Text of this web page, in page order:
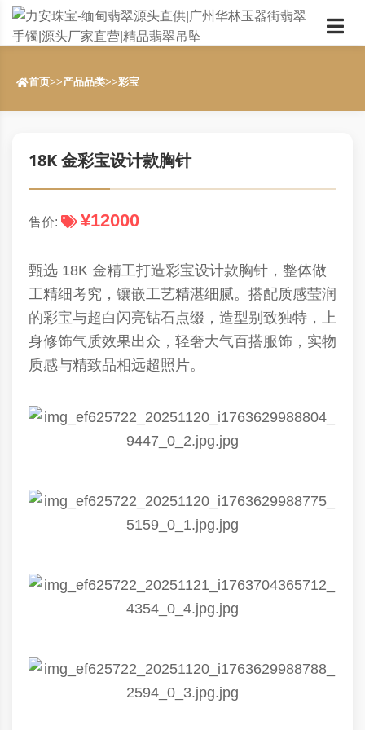
首页>>产品品类>>彩宝
18K 金彩宝设计款胸针
售价: ¥12000
甄选 18K 金精工打造彩宝设计款胸针，整体做
工精细考究，镶嵌工艺精湛细腻。搭配质感莹润
的彩宝与超白闪亮钻石点缀，造型别致独特，上
身修饰气质效果出众，轻奢大气百搭服饰，实物
质感与精致品相远超照片。